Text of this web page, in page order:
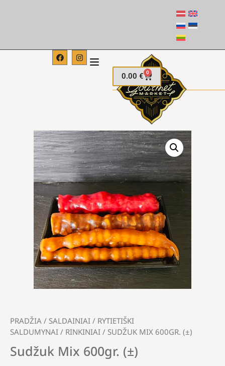
0.00 € 0
PRADŽIA / SALDAINIAI / RYTIETIŠKI
SALDUMYNAI / RINKINIAI / SUDŽUK MIX 600GR. (±)
Sudžuk Mix 600gr. (±)